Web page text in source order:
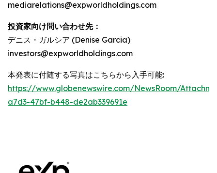
mediarelations@expworldholdings.com
投資家向け問い合わせ先：
デニス・ガルシア (Denise Garcia)
investors@expworldholdings.com
本発表に付随する写真はこちらから入手可能:
https://www.globenewswire.com/NewsRoom/
a7d3-47bf-b448-de2ab339691e